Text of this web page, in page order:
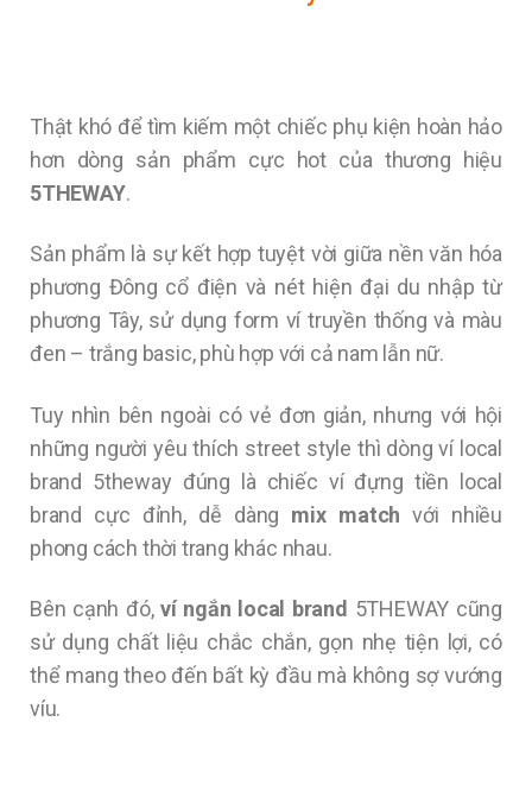
Thật khó để tìm kiếm một chiếc phụ kiện hoàn hảo
hơn dòng sản phẩm cực hot của thương hiệu
5THEWAY.
Sản phẩm là sự kết hợp tuyệt vời giữa nền văn hóa
phương Đông cổ điện và nét hiện đại du nhập từ
phương Tây, sử dụng form ví truyền thống và màu
đen – trắng basic, phù hợp với cả nam lẫn nữ.
Tuy nhìn bên ngoài có vẻ đơn giản, nhưng với hội
những người yêu thích street style thì dòng ví local
brand 5theway đúng là chiếc ví đựng tiền local
brand cực đỉnh, dễ dàng mix match với nhiều
phong cách thời trang khác nhau.
Bên cạnh đó,ví ngắn local brand 5THEWAY cũng
sử dụng chất liệu chắc chắn, gọn nhẹ tiện lợi, có
thể mang theo đến bất kỳ đầu mà không sợ vướng
víu.